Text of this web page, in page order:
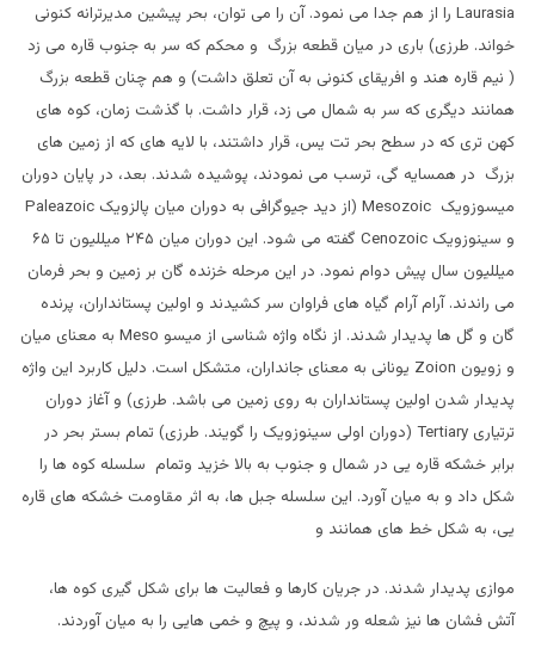
Laurasia را از هم جدا می نمود. آن را می توان، بحر پیشین مدیرترانه کنونی
خواند. طرزی) باری در میان قطعه بزرگ و محکم که سر به جنوب قاره می زد
( نیم قاره هند و افریقای کنونی به آن تعلق داشت) و هم چنان قطعه بزرگ
همانند دیگری که سر به شمال می زد، قرار داشت. با گذشت زمان، کوه های
کهن تری که در سطح بحر تت یس، قرار داشتند، با لایه های که از زمین های
بزرگ در همسایه گی، ترسب می نمودند، پوشیده شدند. بعد، در پایان دوران
میسوزویک Mesozoic (از دید جیوگرافی به دوران میان پالزویک Paleazoic
و سینوزویک Cenozoic
گفته می شود. این دوران میان ۲۴۵ میللیون تا ۶۵
میللیون سال پیش دوام نمود. در این مرحله خزنده گان بر زمین و بحر فرمان
می راندند. آرام آرام گیاه های فراوان سر کشیدند و اولین پستانداران، پرنده
گان و گل ها پدیدار شدند. از نگاه واژه شناسی از میسو Meso به معنای میان
و زویون Zoion یونانی به معنای جانداران، متشکل است. دلیل کاربرد این واژه
پدیدار شدن اولین پستانداران به روی زمین می باشد. طرزی) و آغاز دوران
ترتیاری Tertiary (دوران اولی سینوزویک را گویند. طرزی) تمام بستر بحر در
برابر خشکه قاره یی در شمال و جنوب به بالا خزید وتمام سلسله کوه ها را
شکل داد و به میان آورد. این سلسله جبل ها، به اثر مقاومت خشکه های قاره
یی، به شکل خط های همانند و
موازی پدیدار شدند. در جریان کارها و فعالیت ها برای شکل گیری کوه ها،
آتش فشان ها نیز شعله ور شدند، و پیچ و خمی هایی را به میان آوردند.